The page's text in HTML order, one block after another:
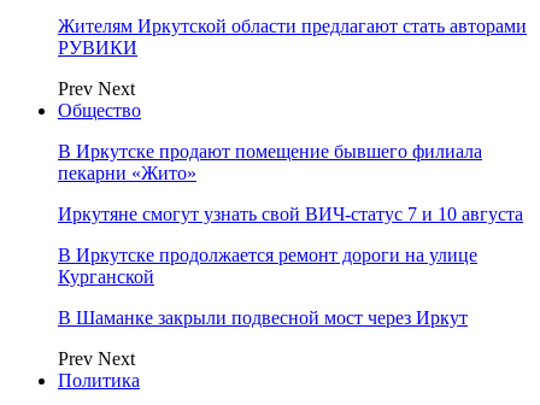
Жителям Иркутской области предлагают стать авторами
РУВИКИ
Prev Next
Общество
В Иркутске продают помещение бывшего филиала
пекарни «Жито»
Иркутяне смогут узнать свой ВИЧ-статус 7 и 10 августа
В Иркутске продолжается ремонт дороги на улице
Курганской
В Шаманке закрыли подвесной мост через Иркут
Prev Next
Политика